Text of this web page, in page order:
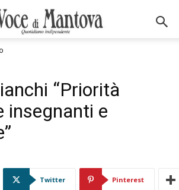
“Priorità
insegnanti e
Twitter Pinterest